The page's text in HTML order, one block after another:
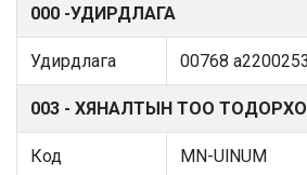
000 -УДИРДЛАГА
Удирдлага 00768
003 - ХЯНАЛТЫН ТОО
Код MN-UlNUM